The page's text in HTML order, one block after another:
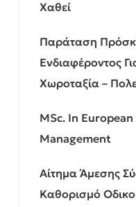
Χαθεί
Παράταση
Ενδιαφέροντος
Χωροταξία –
MSc. In
Management
Αίτημα Άμεσης
Καθορισμό